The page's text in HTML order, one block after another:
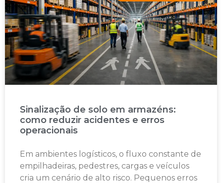
Sinalização de solo em armazéns:
como reduzir acidentes e erros
operacionais
Em ambientes logísticos, o fluxo constante de
empilhadeiras, pedestres, cargas e veículos
cria um cenário de alto risco. Pequenos erros